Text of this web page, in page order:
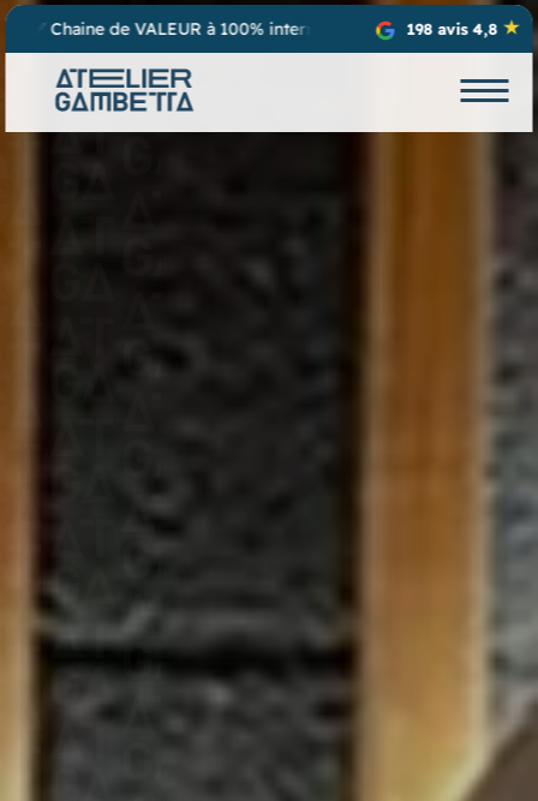
: chefs de projets, graphistes, bureau d’étude, production et
198 avis 4,8